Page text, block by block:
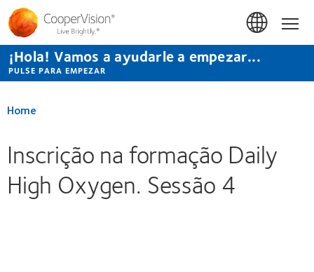
Pasar
contenido
principal
¡Hola! Vamos a ayudarle a empezar...
PULSE PARA EMPEZAR
Home
Inscrição na formação Daily
High Oxygen. Sessão 4